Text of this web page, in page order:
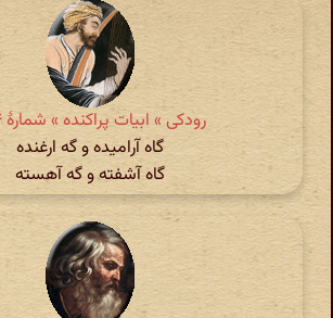
رودکی » ابیات پراکنده » شمارهٔ ۱۳۴
گاه آرامیده و گه ارغنده
گاه آشفته و گه آهسته